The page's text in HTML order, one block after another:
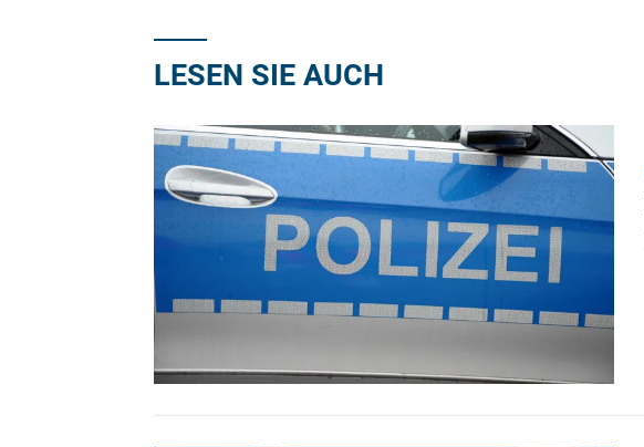
LESEN SIE AUCH